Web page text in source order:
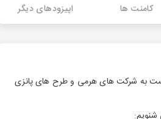
کامنت ها اپیزودهای دیگر
به شرکت های هرمی و طرح های پانزی